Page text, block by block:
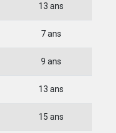
13 ans
7 ans
9 ans
13 ans
15 ans